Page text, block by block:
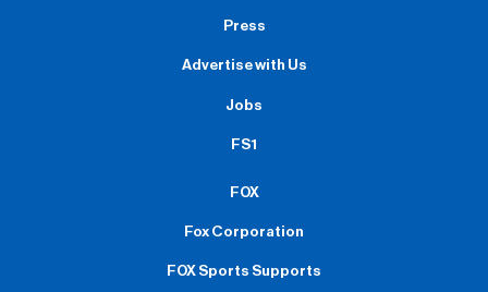
Press
Advertise with Us
Jobs
FS1
FOX
Fox Corporation
FOX Sports Supports